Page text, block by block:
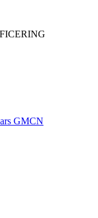
GMCN